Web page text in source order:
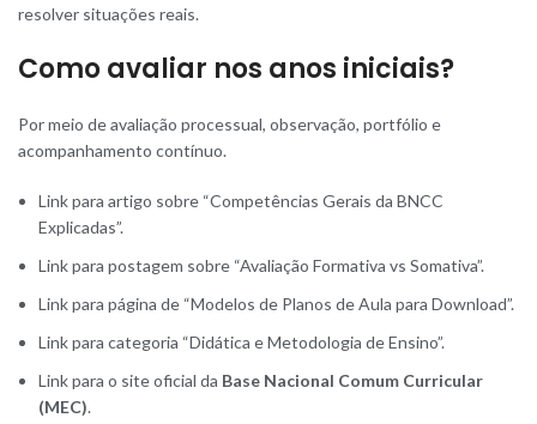
resolver situações reais.
Como avaliar nos anos iniciais?
Por meio de avaliação processual, observação, portfólio e
acompanhamento contínuo.
Link para artigo sobre “Competências Gerais da BNCC
Explicadas”.
Link para postagem sobre “Avaliação Formativa vs Somativa”.
Link para página de “Modelos de Planos de Aula para Download”.
Link para categoria “Didática e Metodologia de Ensino”.
Link para o site oficial da Base Nacional Comum Curricular
(MEC).